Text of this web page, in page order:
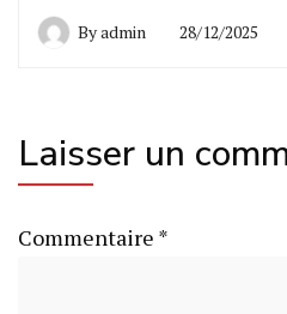
Byadmin 28/12/2025
Laisser un
Commentaire *